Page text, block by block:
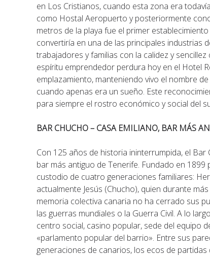
en Los Cristianos, cuando esta zona era
como Hostal Aeropuerto y posteriormente
metros de la playa fue el primer
convertiría en una de las principales industrias
trabajadores y familias con la calidez y
espíritu emprendedor perdura hoy en el Hotel
emplazamiento, manteniendo vivo el nombre
cuando apenas era un sueño. Este
para siempre el rostro económico y social del
BAR CHUCHO – CASA EMILIANO, BAR MÁS
Con 125 años de historia ininterrumpida, el
bar más antiguo de Tenerife. Fundado en
custodio de cuatro generaciones familiares:
actualmente Jesús (Chucho), quien durante
memoria colectiva canaria no ha cerrado sus
las guerras mundiales o la Guerra Civil. A lo
centro social, casino popular, sede del equipo
«parlamento popular del barrio». Entre sus
generaciones de canarios, los ecos de